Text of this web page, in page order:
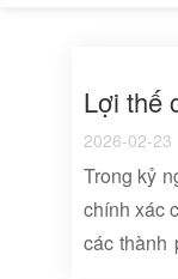
Lợi thế
2026-02-23
Trong kỷ
chính xác
các thành